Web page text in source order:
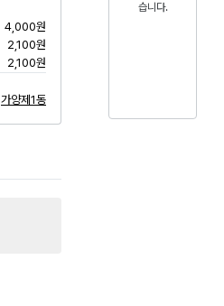
습니다.
4,000원
2,100원
2,100원
가양제1동